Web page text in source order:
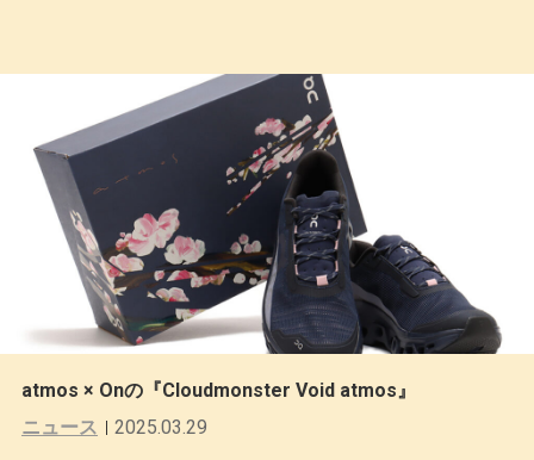
atmos × Onの『Cloudmonster Void atmos』
ニュース
2025.03.29